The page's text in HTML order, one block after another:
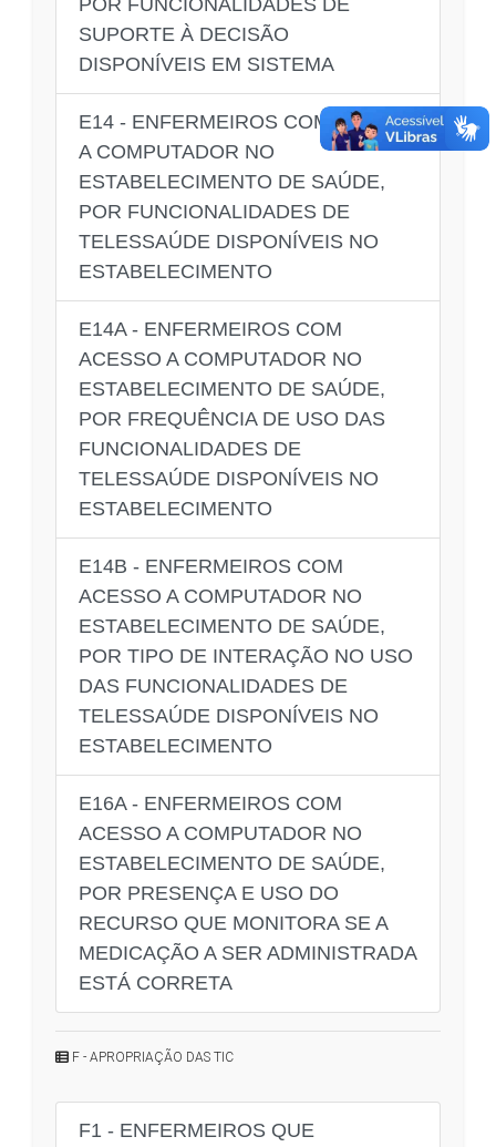
SUPORTE À DECISÃO
DISPONÍVEIS EM SISTEMA
E14 - ENFERMEIROS COM ACESSO
A COMPUTADOR NO
ESTABELECIMENTO DE SAÚDE,
POR FUNCIONALIDADES DE
TELESSAÚDE DISPONÍVEIS NO
ESTABELECIMENTO
E14A - ENFERMEIROS COM
ACESSO A COMPUTADOR NO
ESTABELECIMENTO DE SAÚDE,
POR FREQUÊNCIA DE USO DAS
FUNCIONALIDADES DE
TELESSAÚDE DISPONÍVEIS NO
ESTABELECIMENTO
E14B - ENFERMEIROS COM
ACESSO A COMPUTADOR NO
ESTABELECIMENTO DE SAÚDE,
POR TIPO DE INTERAÇÃO NO USO
DAS FUNCIONALIDADES DE
TELESSAÚDE DISPONÍVEIS NO
ESTABELECIMENTO
E16A - ENFERMEIROS COM
ACESSO A COMPUTADOR NO
ESTABELECIMENTO DE SAÚDE,
POR PRESENÇA E USO DO
RECURSO QUE MONITORA SE A
MEDICAÇÃO A SER ADMINISTRADA
ESTÁ CORRETA
F - APROPRIAÇÃO DAS TIC
F1 - ENFERMEIROS QUE